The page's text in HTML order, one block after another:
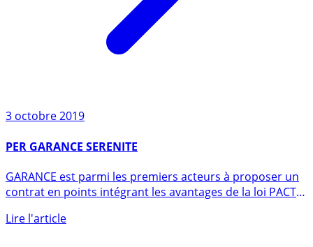
3 octobre 2019
PER GARANCE SERENITE
contrat en points intégrant les avantages de la loi PACTE